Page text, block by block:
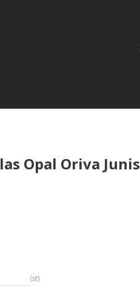
Opal Oriva
st